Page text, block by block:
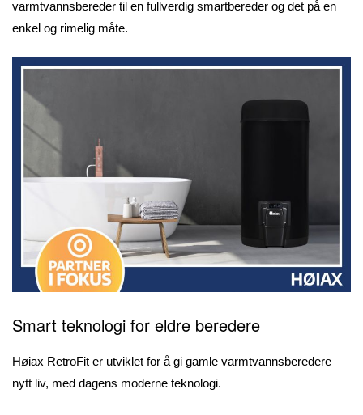
varmtvannsbereder til en fullverdig smartbereder og det på en
enkel og rimelig måte.
Smart teknologi for eldre beredere
Høiax RetroFit er utviklet for å gi gamle varmtvannsberedere
nytt liv, med dagens moderne teknologi.